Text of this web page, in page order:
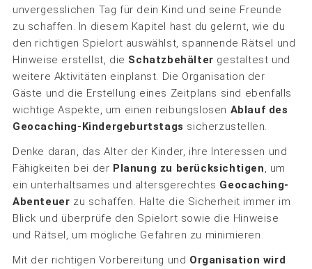
unvergesslichen Tag für dein Kind und seine Freunde
zu schaffen. In diesem Kapitel hast du gelernt, wie du
den richtigen Spielort auswählst, spannende Rätsel und
Hinweise erstellst, die Schatzbehälter gestaltest und
weitere Aktivitäten einplanst. Die Organisation der
Gäste und die Erstellung eines Zeitplans sind ebenfalls
wichtige Aspekte, um einen reibungslosen Ablauf des
Geocaching-Kindergeburtstags sicherzustellen.
Denke daran, das Alter der Kinder, ihre Interessen und
Fähigkeiten bei der Planung zu berücksichtigen, um
ein unterhaltsames und altersgerechtes Geocaching-
Abenteuer zu schaffen. Halte die Sicherheit immer im
Blick und überprüfe den Spielort sowie die Hinweise
und Rätsel, um mögliche Gefahren zu minimieren.
Mit der richtigen Vorbereitung und Organisation wird